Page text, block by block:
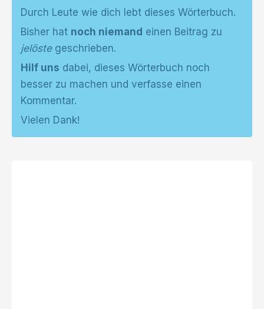
Durch Leute wie dich lebt dieses Wörterbuch.
Bisher hat noch niemand einen Beitrag zu
jelöstegeschrieben.
Hilf uns dabei, dieses Wörterbuch noch
besser zu machen und verfasse einen
Kommentar.
Vielen Dank!